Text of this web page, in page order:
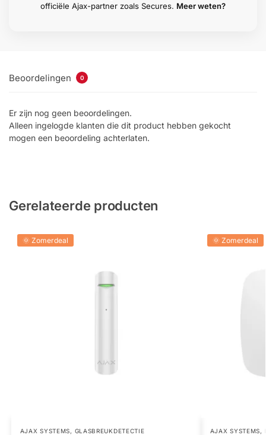
officiële Ajax-partner zoals Secures. Meer weten?
Beoordelingen 0
Er zijn nog geen beoordelingen.
Alleen ingelogde klanten die dit product hebben gekocht
mogen een beoordeling achterlaten.
Gerelateerde producten
🌞 Zomerdeal
AJAX SYSTEMS, GLASBREUKDETECTIE
🌞 Zomerdeal
AJAX SYSTEMS,